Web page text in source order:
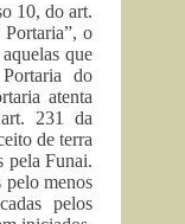
10, do art.
Portaria”, o
que
do
atenta
231 da
de terra
pela Funai.
pelo menos
pelos